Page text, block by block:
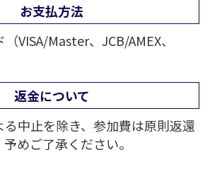
お支払方法
VISA/Master、JCB/AMEX、
返金について
中止を除き、参加費は原則返還
めご了承ください。